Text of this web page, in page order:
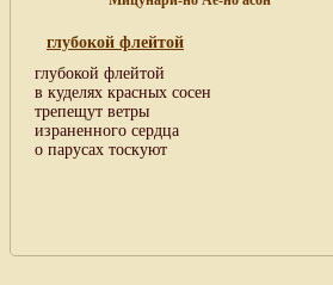
глубокой флейтой
глубокой флейтой
в куделях красных сосен
трепещут ветры
израненного сердца
о парусах тоскуют